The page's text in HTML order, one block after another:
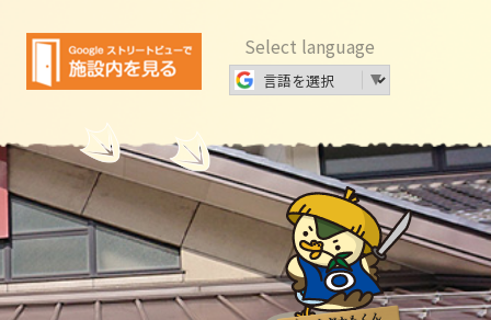
Select language